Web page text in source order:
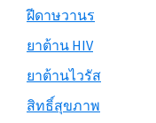
ฝีดาษวานร
ยาต้าน HIV
ยาต้านไวรัส
สิทธิ์สุขภาพ